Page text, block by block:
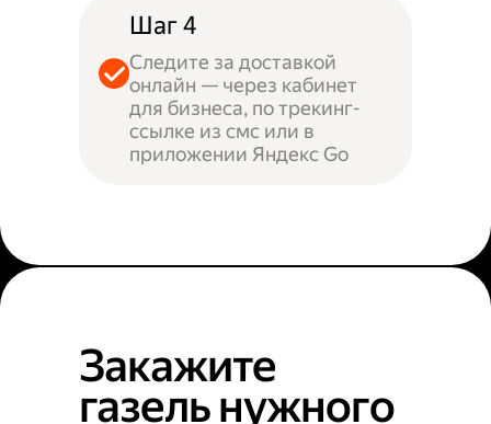
Шаг 4
Следите за доставкой
онлайн — через кабинет
для бизнеса, по трекинг-
ссылке из смс или в
приложении Яндекс Go
Закажите
газель нужного